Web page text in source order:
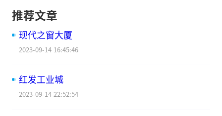
推荐文章
现代之窗大厦
2023-09-14 16:45:46
红发工业城
2023-09-14 22:52:54